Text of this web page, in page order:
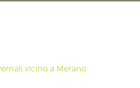
vicino a Merano